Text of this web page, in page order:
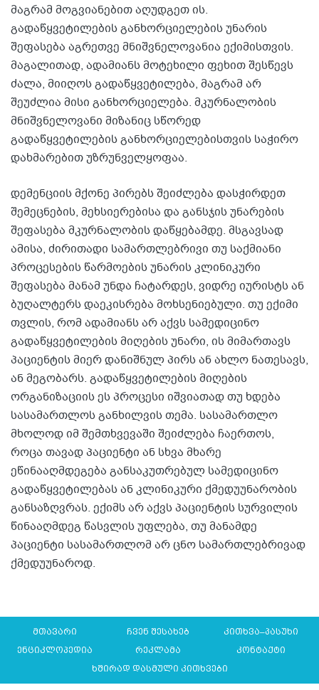
მაგრამ მოგვიანებით აღუდგეთ ის.
გადაწყვეტილების განხორციელების უნარის
შეფასება აგრეთვე მნიშვნელოვანია ექიმისთვის.
მაგალითად, ადამიანს მოტეხილი ფეხით შესწევს
ძალა, მიიღოს გადაწყვეტილება, მაგრამ არ
შეუძლია მისი განხორციელება. მკურნალობის
მნიშვნელოვანი მიზანიც სწორედ
გადაწყვეტილების განხორციელებისთვის საჭირო
დახმარებით უზრუნველყოფაა.
დემენციის მქონე პირებს შეიძლება დასჭირდეთ
შემეცნების, მეხსიერებისა და განსჯის უნარების
შეფასება მკურნალობის დაწყებამდე. მსგავსად
ამისა, ძირითადი სამართლებრივი თუ საქმიანი
პროცესების წარმოების უნარის კლინიკური
შეფასება მანამ უნდა ჩატარდეს, ვიდრე იურისტს ან
ბუღალტერს დაეკისრება მოხსენიებული. თუ ექიმი
თვლის, რომ ადამიანს არ აქვს სამედიცინო
გადაწყვეტილების მიღების უნარი, ის მიმართავს
პაციენტის მიერ დანიშნულ პირს ან ახლო ნათესავს,
ან მეგობარს. გადაწყვეტილების მიღების
ორგანიზაციის ეს პროცესი იშვიათად თუ ხდება
სასამართლოს განხილვის თემა. სასამართლო
მხოლოდ იმ შემთხვევაში შეიძლება ჩაერთოს,
როცა თავად პაციენტი ან სხვა მხარე
ეწინააღმდეგება განსაკუთრებულ სამედიცინო
გადაწყვეტილებას ან კლინიკური ქმედუუნარობის
განსაზღვრას. ექიმს არ აქვს პაციენტის სურვილის
წინააღმდეგ წასვლის უფლება, თუ მანამდე
პაციენტი სასამართლომ არ ცნო სამართლებრივად
ქმედუუნაროდ.
მთავარი ჩვენ შესახებ
კითხვა–პასუხი
ენციკლოპედია
რეკლამა
კონტაქტი
ხშირად დასმული კითხვები